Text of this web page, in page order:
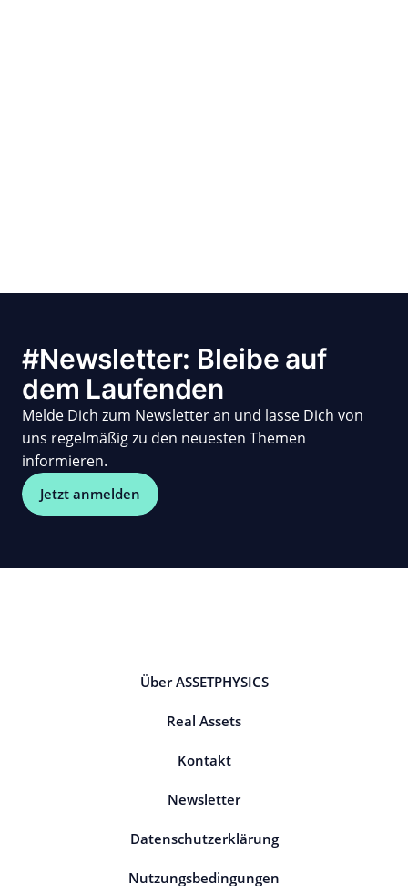
#Newsletter: Bleibe auf
dem Laufenden
Melde Dich zum Newsletter an und lasse Dich von
uns regelmäßig zu den neuesten Themen
informieren.
Jetzt anmelden
Über ASSETPHYSICS
Real Assets
Kontakt
Newsletter
Datenschutzerklärung
Nutzungsbedingungen